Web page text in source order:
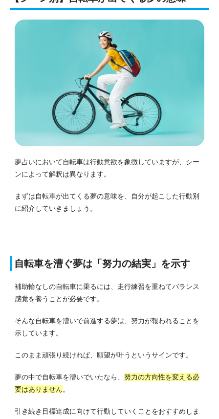
夢占いにおいて自転車は行動意欲を象徴していますが、シー
ンによって解釈は異なります。
まずは自転車が出てくる夢の意味を、自分が起こした行動別
に紹介していきましょう。
自転車を漕ぐ夢は「努力の結実」を示す
補助輪なしの自転車に乗るには、走行練習を重ねてバランス
感覚を養うことが必要です。
そんな自転車を漕いで前進する夢は、努力が報われることを
示しています。
このまま頑張り続ければ、願望が叶うというサインです。
夢の中で自転車を漕いでいたなら、 努力の方向性を変える必
要はありません。
引き続き目標達成に向けて行動していくことをおすすめしま